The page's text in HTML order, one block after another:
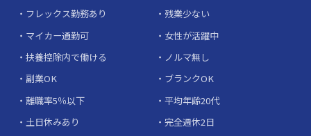
フレックス勤務あり
残業少ない
マイカー通勤可
女性が活躍中
扶養控除内で働ける
ノルマ無し
副業OK
ブランクOK
離職率5％以下
平均年齢20代
土日休みあり
完全週休2日